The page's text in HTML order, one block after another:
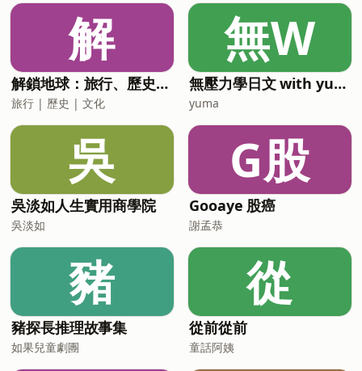
張，擔心自己表現不好、怕氣氛冷掉…這
次，我有提醒自己放慢節奏，不追求完
美，我只是想真誠地陪伴大家創造一個安
心對話的機會。首先活動開始，我邀請大
家閉上雙眼，透過深呼吸，慢慢讓心沉澱
下來，有意識地把注意力專注當下。當我
全心投入大家的分享時，整個人的狀態真
的放鬆很多。我很喜歡自己全心專注地聆
聽彼此，也願意真誠地回應對方。在一來
一往的對話裡，激盪出各種暖心的火花，
我深刻感覺到心與心之間慢慢靠近，也感
受到彼此思維的流動。活動結
解
解鎖地球：旅行、歷史、文化
旅行 | 歷史 | 文化
無W
無壓力學日文 with yuma
yuma
吳
吳淡如人生實用商學院
吳淡如
G股
Gooaye 股癌
謝孟恭
豬
豬探長推理故事集
如果兒童劇團
從
從前從前
童話阿姨